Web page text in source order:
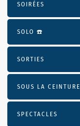
SOIRÉES
SOLO ☎️
SORTIES
SOUS LA CEINTURE
SPECTACLES